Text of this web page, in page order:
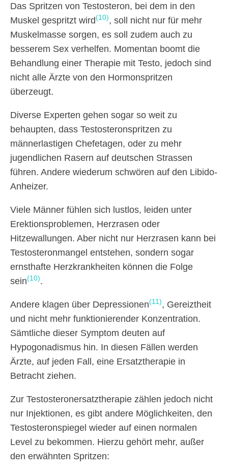
Das Spritzen von Testosteron, bei dem in den
Muskel gespritzt wird(10), soll nicht nur für mehr
Muskelmasse sorgen, es soll zudem auch zu
besserem Sex verhelfen. Momentan boomt die
Behandlung einer Therapie mit Testo, jedoch sind
nicht alle Ärzte von den Hormonspritzen
überzeugt.
Diverse Experten gehen sogar so weit zu
behaupten, dass Testosteronspritzen zu
männerlastigen Chefetagen, oder zu mehr
jugendlichen Rasern auf deutschen Strassen
führen. Andere wiederum schwören auf den Libido-
Anheizer.
Viele Männer fühlen sich lustlos, leiden unter
Erektionsproblemen, Herzrasen oder
Hitzewallungen. Aber nicht nur Herzrasen kann bei
Testosteronmangel entstehen, sondern sogar
ernsthafte Herzkrankheiten können die Folge
sein(10).
Andere klagen über Depressionen(11), Gereiztheit
und nicht mehr funktionierender Konzentration.
Sämtliche dieser Symptom deuten auf
Hypogonadismus hin. In diesen Fällen werden
Ärzte, auf jeden Fall, eine Ersatztherapie in
Betracht ziehen.
Zur Testosteronersatztherapie zählen jedoch nicht
nur Injektionen, es gibt andere Möglichkeiten, den
Testosteronspiegel wieder auf einen normalen
Level zu bekommen. Hierzu gehört mehr, außer
den erwähnten Spritzen: